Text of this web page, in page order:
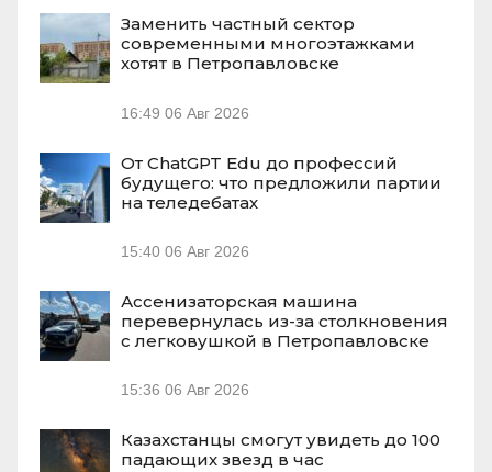
Заменить частный сектор
современными многоэтажками
хотят в Петропавловске
16:49 06 Авг 2026
От ChatGPT Edu до профессий
будущего: что предложили партии
на теледебатах
15:40 06 Авг 2026
Ассенизаторская машина
перевернулась из-за столкновения
с легковушкой в Петропавловске
15:36 06 Авг 2026
Казахстанцы смогут увидеть до 100
падающих звезд в час